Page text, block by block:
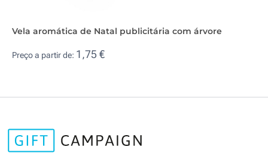
Vela aromática de Natal publicitária com árvore
Preço a partir de: 1,75 €